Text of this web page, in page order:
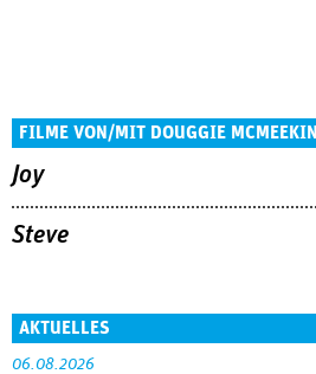
FILME VON/MIT DOUGGIE MCMEEKIN
Joy
Steve
AKTUELLES
06.08.2026